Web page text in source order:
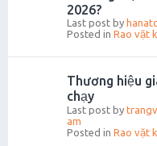
2026?
Last post by
Posted in Rao vặt
Thương hiệu
chạy
Last post by
am
Posted in Rao vặt